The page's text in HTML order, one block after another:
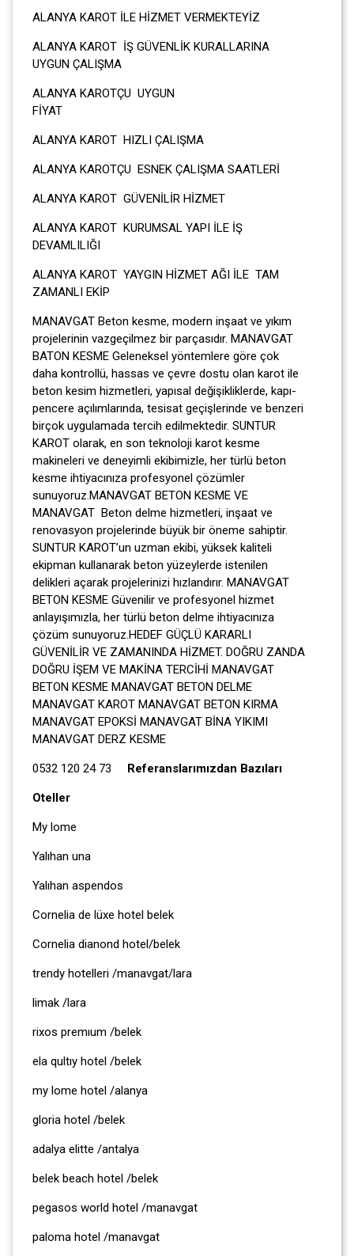
ALANYA KAROT İLE HİZMET VERMEKTEYİZ
ALANYA KAROT İŞ GÜVENLİK KURALLARINA
UYGUN ÇALIŞMA
ALANYA KAROTÇU UYGUN
ALANYA KAROT HIZLI ÇALIŞMA
ALANYA KAROTÇU ESNEK ÇALIŞMA SAATLERİ
ALANYA KAROT GÜVENİLİR HİZMET
ALANYA KAROT KURUMSAL YAPI İLE İŞ
DEVAMLILIĞI
ALANYA KAROT YAYGIN HİZMET AĞI İLE TAM
ZAMANLI EKİP
MANAVGAT Beton kesme, modern inşaat ve yıkım
projelerinin vazgeçilmez bir parçasıdır. MANAVGAT
BATON KESME Geleneksel yöntemlere göre çok
daha kontrollü, hassas ve çevre dostu olan karot ile
beton kesim hizmetleri, yapısal değişikliklerde, kapı-
pencere açılımlarında, tesisat geçişlerinde ve benzeri
birçok uygulamada tercih edilmektedir. SUNTUR
KAROT olarak, en son teknoloji karot kesme
makineleri ve deneyimli ekibimizle, her türlü beton
kesme ihtiyacınıza profesyonel çözümler
sunuyoruz.MANAVGAT BETON KESME VE
MANAVGAT Beton delme hizmetleri, inşaat ve
renovasyon projelerinde büyük bir öneme sahiptir.
SUNTUR KAROT’un uzman ekibi, yüksek kaliteli
ekipman kullanarak beton yüzeylerde istenilen
delikleri açarak projelerinizi hızlandırır. MANAVGAT
BETON KESME Güvenilir ve profesyonel hizmet
anlayışımızla, her türlü beton delme ihtiyacınıza
çözüm sunuyoruz.HEDEF GÜÇLÜ KARARLI
GÜVENİLİR VE ZAMANINDA HİZMET. DOĞRU ZANDA
DOĞRU İŞEM VE MAKİNA TERCİHİ MANAVGAT
BETON KESME MANAVGAT BETON DELME
MANAVGAT KAROT MANAVGAT BETON KIRMA
MANAVGAT EPOKSİ MANAVGAT BİNA YIKIMI
MANAVGAT DERZ KESME
0532 120 24 73 Referanslarımızdan Bazıları
Oteller
My lome
Yalıhan una
Yalıhan aspendos
Cornelia de lüxe hotel belek
Cornelia dianond hotel/belek
trendy hotelleri /manavgat/lara
limak /lara
rixos premıum /belek
ela qultıy hotel /belek
my lome hotel /alanya
gloria hotel /belek
adalya elitte /antalya
belek beach hotel /belek
pegasos world hotel /manavgat
paloma hotel /manavgat